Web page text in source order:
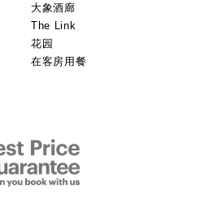
大象酒廊
The Link
花园
在客房用餐